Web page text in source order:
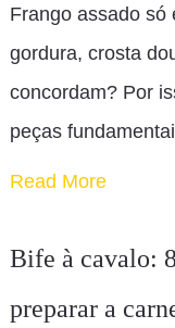
Frango assado só
gordura, crosta
concordam? Por
peças
Read More
Bife à cavalo:
preparar a